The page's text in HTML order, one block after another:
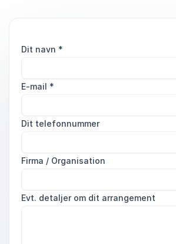
Dit navn *
E-mail *
Dit telefonnummer
Firma / Organisation
Evt. detaljer om dit arrangement